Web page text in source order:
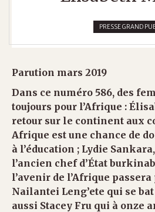
PRESSE GRAND
Parution mars 2019
Dans ce numéro 586, des
toujours pour l’Afrique :
retour sur le continent aux
Afrique est une chance de
à l’éducation ; Lydie
l’ancien chef d’État
l’avenir de l’Afrique
Nailantei Leng’ete qui se
aussi Stacey Fru qui à onze